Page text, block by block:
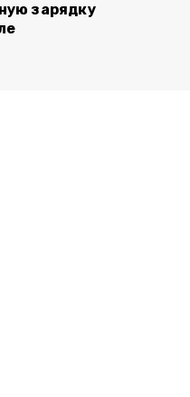
зарядку